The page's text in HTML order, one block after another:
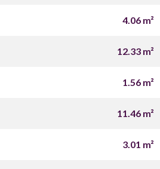
4.06 m²
12.33 m²
1.56 m²
11.46 m²
3.01 m²